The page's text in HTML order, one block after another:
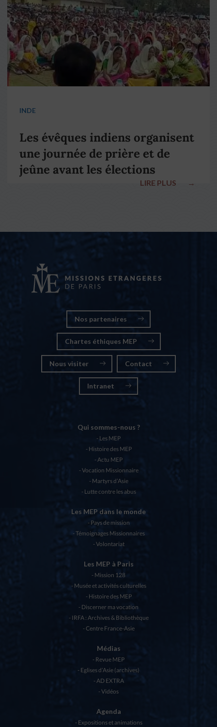
INDE
Les évêques indiens organisent
une journée de prière et de
jeûne avant les élections
LIRE PLUS →
Nos partenaires
Chartes éthiques MEP
Nous visiter Contact
Intranet
Qui sommes-nous ?
Les MEP
Histoire des MEP
Actu MEP
Vocation Missionnaire
Martyrs d’Asie
Lutte contre les abus
Les MEP dans le monde
Pays de mission
Témoignages Missionnaires
Volontariat
Les MEP à Paris
Mission 128
Musée et activités culturelles
Histoire des MEP
Discerner ma vocation
IRFA : Archives & Bibliothèque
Centre France-Asie
Médias
Revue MEP
Eglises d’Asie (archives)
AD EXTRA
Vidéos
Agenda
Expositions et animations